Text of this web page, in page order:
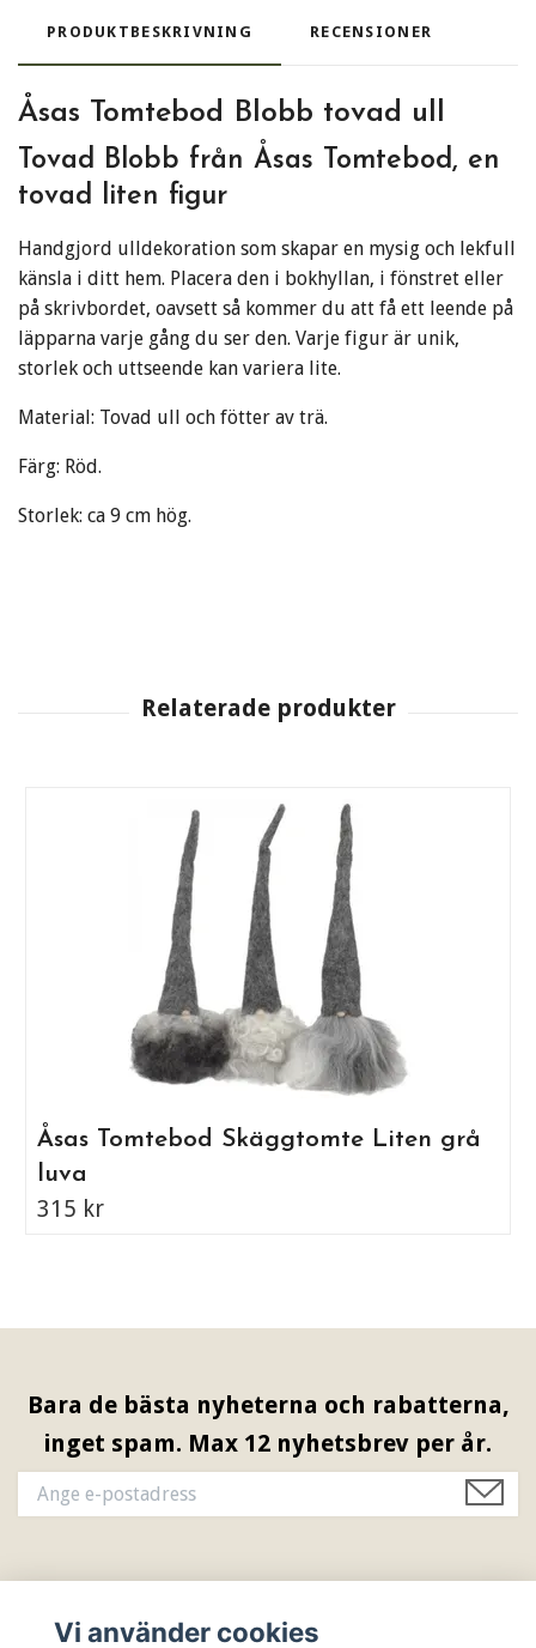
PRODUKTBESKRIVNING RECENSIONER
Åsas Tomtebod Blobb tovad ull
Tovad Blobb från Åsas Tomtebod, en
tovad liten figur
Handgjord ulldekoration som skapar en mysig och lekfull
känsla i ditt hem. Placera den i bokhyllan, i fönstret eller
på skrivbordet, oavsett så kommer du att få ett leende på
läpparna varje gång du ser den. Varje figur är unik,
storlek och uttseende kan variera lite.
Material: Tovad ull och fötter av trä.
Färg: Röd.
Storlek: ca 9 cm hög.
Åsas Tomtebod Skäggtomte Liten grå
luva
315 kr
Bara de bästa nyheterna och rabatterna,
inget spam. Max 12 nyhetsbrev per år.
Vi använder cookies